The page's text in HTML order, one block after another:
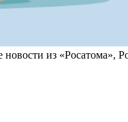
новости из